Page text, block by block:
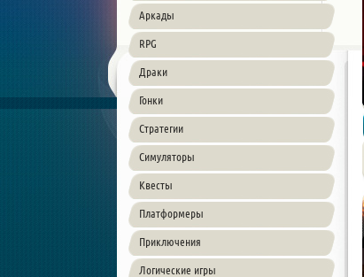
Аркады
RPG
Драки
Гонки
Стратегии
Симуляторы
Квесты
Платформеры
Приключения
Логические игры